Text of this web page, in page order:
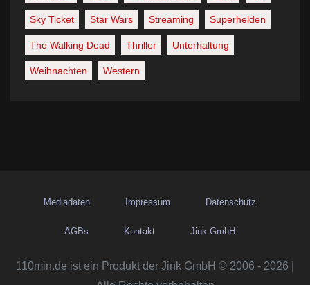
Sky Ticket Star Wars Streaming Superhelden
The Walking Dead Thriller Unterhaltung
Weihnachten Western
Mediadaten Impressum Datenschutz
AGBs Kontakt Jink GmbH
110min.de ist ein Produkt der Jink GmbH © 2006 - 2026 |